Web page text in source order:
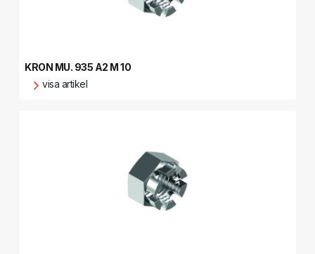
KRON MU. 935 A2 M 10
visa artikel